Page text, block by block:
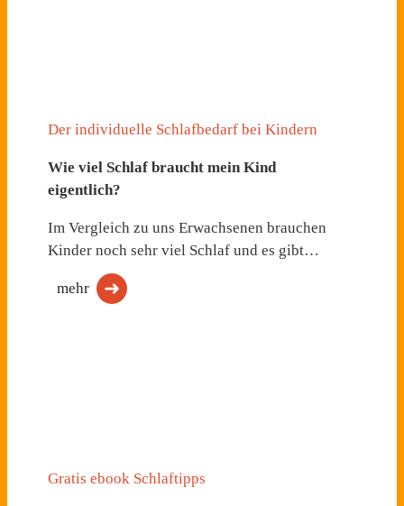
Der individuelle Schlafbedarf bei Kindern
Wie viel Schlaf braucht mein Kind
eigentlich?
Im Vergleich zu uns Erwachsenen brauchen
Kinder noch sehr viel Schlaf und es gibt…
mehr
Gratis ebook Schlaftipps